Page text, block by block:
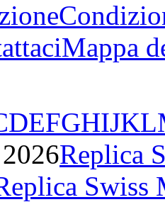
Mappa
DEFGHIJKL
Replica
Swiss